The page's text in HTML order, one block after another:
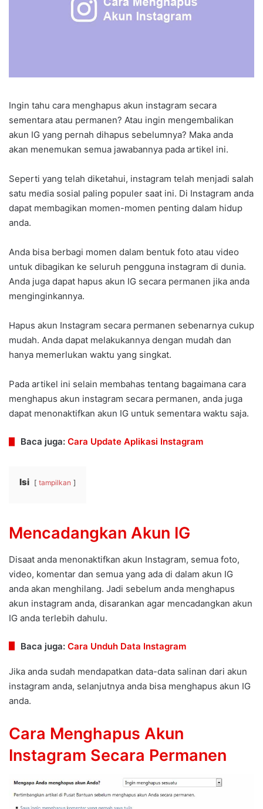
Ingin tahu cara menghapus akun instagram secara
sementara atau permanen? Atau ingin mengembalikan
akun IG yang pernah dihapus sebelumnya? Maka anda
akan menemukan semua jawabannya pada artikel ini.
Seperti yang telah diketahui, instagram telah menjadi salah
satu media sosial paling populer saat ini. Di Instagram anda
dapat membagikan momen-momen penting dalam hidup
anda.
Anda bisa berbagi momen dalam bentuk foto atau video
untuk dibagikan ke seluruh pengguna instagram di dunia.
Anda juga dapat hapus akun IG secara permanen jika anda
menginginkannya.
Hapus akun Instagram secara permanen sebenarnya cukup
mudah. Anda dapat melakukannya dengan mudah dan
hanya memerlukan waktu yang singkat.
Pada artikel ini selain membahas tentang bagaimana cara
menghapus akun instagram secara permanen, anda juga
dapat menonaktifkan akun IG untuk sementara waktu saja.
Baca juga: Cara Update Aplikasi Instagram
Isi tampilkan
Mencadangkan Akun IG
Disaat anda menonaktifkan akun Instagram, semua foto,
video, komentar dan semua yang ada di dalam akun IG
anda akan menghilang. Jadi sebelum anda menghapus
akun instagram anda, disarankan agar mencadangkan akun
IG anda terlebih dahulu.
Baca juga: Cara Unduh Data Instagram
Jika anda sudah mendapatkan data-data salinan dari akun
instagram anda, selanjutnya anda bisa menghapus akun IG
anda.
Cara Menghapus Akun
Instagram Secara Permanen